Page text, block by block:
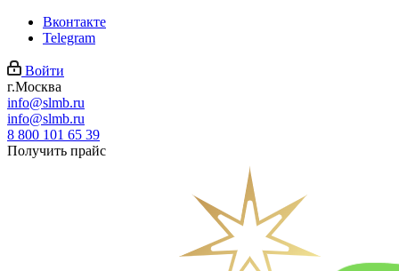
Вконтакте
Telegram
Войти
г.Москва
info@slmb.ru
info@slmb.ru
8 800 101 65 39
Получить прайс